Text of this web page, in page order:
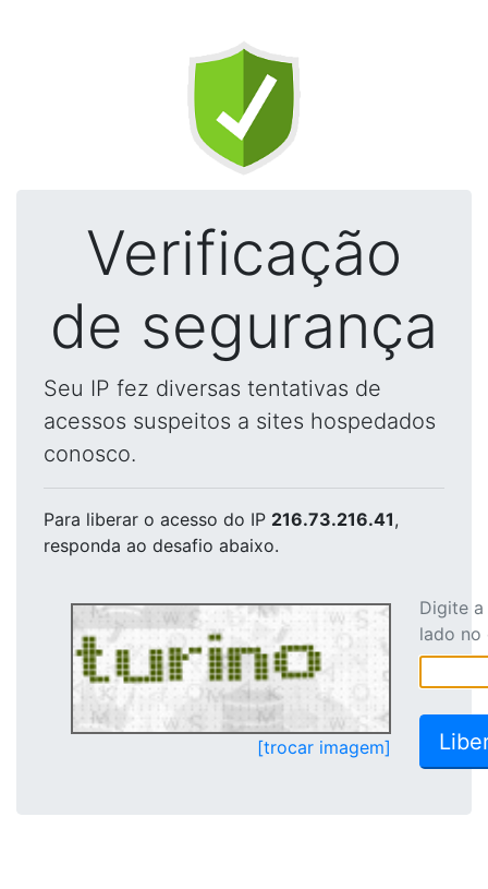
Verificação
de segurança
Seu IP fez diversas tentativas de
acessos suspeitos a sites hospedados
conosco.
Para liberar o acesso do IP 216.73.216.41,
responda ao desafio abaixo.
[trocar imagem]
Digite
lado no